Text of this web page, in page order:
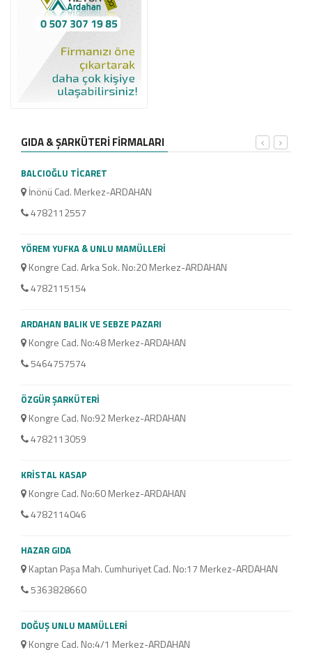
GIDA & ŞARKÜTERİ FİRMALARI
BALCIOĞLU TİCARET
İnönü Cad. Merkez-ARDAHAN
4782112557
YÖREM YUFKA & UNLU MAMÜLLERİ
Kongre Cad. Arka Sok. No:20 Merkez-ARDAHAN
4782115154
ARDAHAN BALIK VE SEBZE PAZARI
Kongre Cad. No:48 Merkez-ARDAHAN
5464757574
ÖZGÜR ŞARKÜTERİ
Kongre Cad. No:92 Merkez-ARDAHAN
4782113059
KRİSTAL KASAP
Kongre Cad. No:60 Merkez-ARDAHAN
4782114046
HAZAR GIDA
Kaptan Paşa Mah. Cumhuriyet Cad. No:17 Merkez-ARDAHAN
5363828660
DOĞUŞ UNLU MAMÜLLERİ
Kongre Cad. No:4/1 Merkez-ARDAHAN